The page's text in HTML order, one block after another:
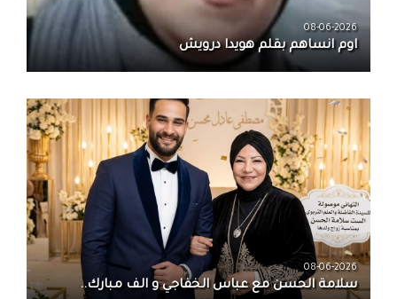
08-06-2026
اوم انساهم بقلم هويدا درويش
08-06-2026
سلامة الحسن‏ مع ‏عباس الخفاجي‏ و‏ الف مبارك..